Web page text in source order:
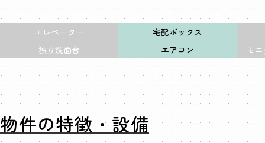
エレベーター
宅配ボックス
独立洗面台
エアコン モ
物件の特徴・設備